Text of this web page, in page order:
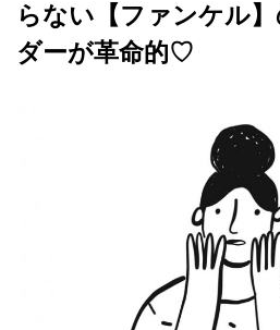
らない【ファンケル
ダーが革命的♡